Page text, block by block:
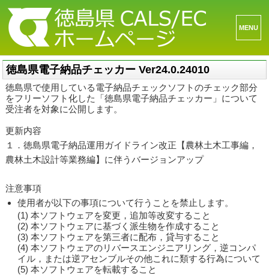
ーとウ
ット
徳島県電子納品チェッカー Ver24.0.24010
徳島県で使用している電子納品チェックソフトのチェック部分
をフリーソフト化した「徳島県電子納品チェッカー」について
受注者を対象に公開します。
更新内容
１．徳島県電子納品運用ガイドライン改正【農林土木工事編，
農林土木設計等業務編】に伴うバージョンアップ
注意事項
使用者が以下の事項について行うことを禁止します。
(1) 本ソフトウェアを変更，追加等改変すること
(2) 本ソフトウェアに基づく派生物を作成すること
(3) 本ソフトウェアを第三者に配布，貸与すること
(4) 本ソフトウェアのリバースエンジニアリング，逆コンパ
イル，または逆アセンブルその他これに類する行為について
(5) 本ソフトウェアを転載すること